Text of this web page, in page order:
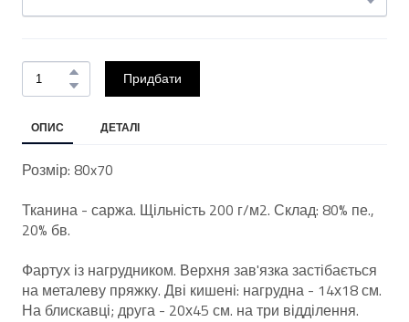
Придбати
ОПИС ДЕТАЛІ
Розмір: 80x70
Тканина - саржа. Щільність 200 г/м2. Склад: 80% пе.,
20% бв.
Фартух із нагрудником. Верхня зав'язка застібається
на металеву пряжку. Дві кишені: нагрудна - 14х18 см.
На блискавці; друга - 20х45 см. на три відділення.